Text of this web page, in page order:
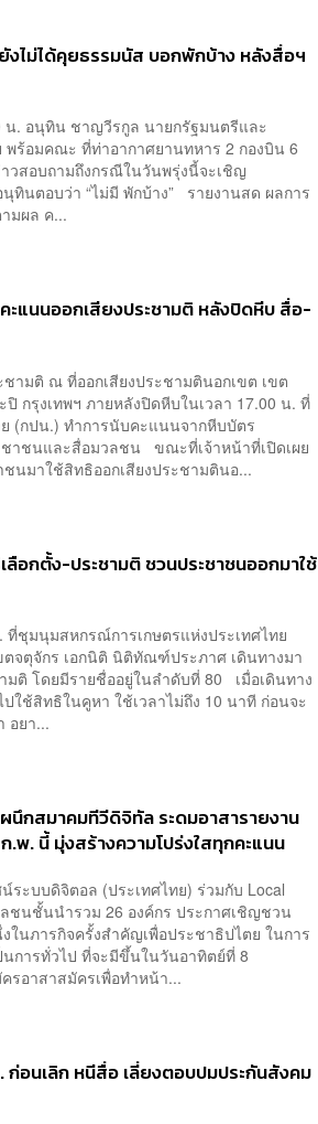
งไม่ได้คุย​ธรรมนัส​ บอกพักบ้าง​ หลังสื่อฯ
น. อนุทิน ชาญวีรกูล นายกรัฐมนตรีและ
พร้อมคณะ ที่ท่าอากาศยานทหาร 2 กองบิน 6
วสอบถามถึงกรณีในวันพรุ่งนี้จะเชิญ
ทินตอบว่า “ไม่มี พักบ้าง” รายงานสด ผลการ
มผล ค...
ะแนนออกเสียงประชามติ หลังปิดหีบ สื่อ-
ามติ ณ ที่ออกเสียงประชามตินอกเขต เขต
ปิ กรุงเทพฯ ภายหลังปิดหีบในเวลา 17.00 น. ที่
(กปน.) ทำการนับคะแนนจากหีบบัตร
ชาชนและสื่อมวลชน ขณะที่เจ้าหน้าที่เปิดเผย
นมาใช้สิทธิออกเสียงประชามตินอ...
ลือกตั้ง-ประชามติ ชวนประชาชนออกมาใช้
ชุมนุมสหกรณ์การเกษตรแห่งประเทศไทย
ตจตุจักร เอกนิติ นิติทัณฑ์ประภาศ เดินทางมา
มติ โดยมีรายชื่ออยู่ในลำดับที่ 80 เมื่อเดินทาง
ใช้สิทธิในคูหา ใช้เวลาไม่ถึง 10 นาที ก่อนจะ
อยา...
นึกสมาคมทีวีดิจิทัล ระดมอาสารายงาน
.พ. นี้ มุ่งสร้างความโปร่งใสทุกคะแนน
ะบบดิจิตอล (ประเทศไทย) ร่วมกับ Local
ชนชั้นนำรวม 26 องค์กร ประกาศเชิญชวน
นภารกิจครั้งสำคัญเพื่อประชาธิปไตย ในการ
การทั่วไป ที่จะมีขึ้นในวันอาทิตย์ที่ 8
อาสาสมัครเพื่อทำหน้า...
อนเลิก หนีสื่อ เลี่ยงตอบปมประกันสังคม